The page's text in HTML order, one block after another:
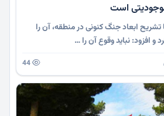
است
ابعاد جنگ کنونی در منطقه، آن را
افزود: نباید وقوع آن را …